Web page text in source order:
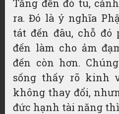
Tăng đến đó tu,
ra. Đó là ý nghĩa
tát đến đâu, chỗ đó
đến làm cho ảm
đến còn hơn.
sống thấy rõ kinh
không thay đổi,
đức hạnh tài năng